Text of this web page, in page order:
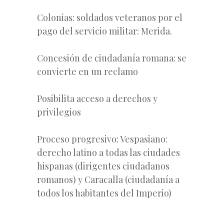
Colonias: soldados veteranos por el
pago del servicio militar: Merida.
Concesión de ciudadanía romana: se
convierte en un reclamo
Posibilita acceso a derechos y
privilegios
Proceso progresivo: Vespasiano:
derecho latino a todas las ciudades
hispanas (dirigentes ciudadanos
romanos) y Caracalla (ciudadanía a
todos los habitantes del Imperio)